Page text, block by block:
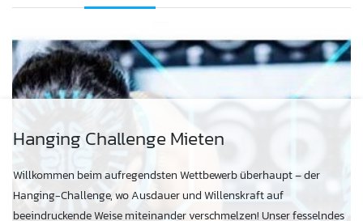
Hanging Challenge Mieten
Willkommen beim aufregendsten Wettbewerb überhaupt – der
Hanging-Challenge, wo Ausdauer und Willenskraft auf
beeindruckende Weise miteinander verschmelzen! Unser fesselndes